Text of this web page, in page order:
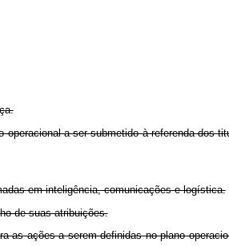
a ser submetido à referenda dos
em inteligência, comunicações e logística.
de suas atribuições.
as ações a serem definidas no plano